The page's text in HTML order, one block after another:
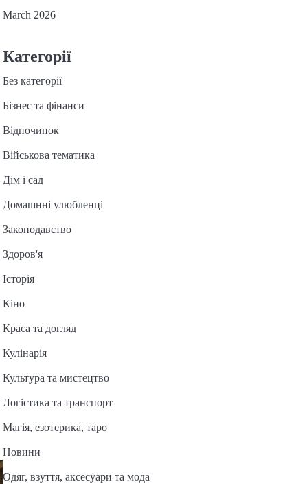
March 2026
Категорії
Без категорії
Бізнес та фінанси
Відпочинок
Військова тематика
Дім і сад
Домашнні улюбленці
Законодавство
Здоров'я
Історія
Кіно
Краса та догляд
Кулінарія
Культура та мистецтво
Логістика та транспорт
Магія, езотерика, таро
Новини
Одяг, взуття, аксесуари та мода